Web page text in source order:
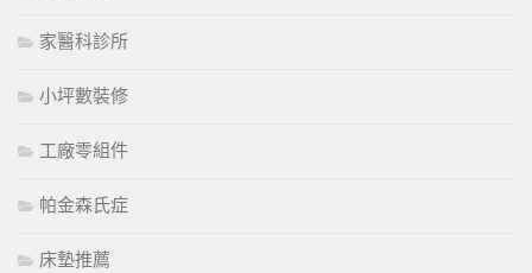
家醫科診所
小坪數裝修
工廠零組件
帕金森氏症
床墊推薦